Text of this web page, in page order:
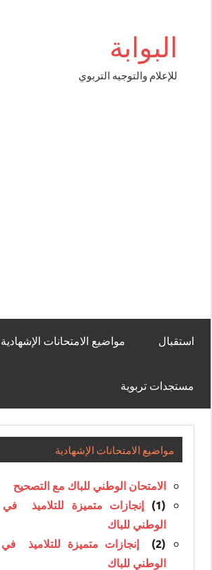
البوابة
للإعلام والتوجيه التربوي
استقبال مواضيع الامتحانات الإشهادية
مستجدات تربوية
مواضيع الامتحانات الإشهادية
الامتحان الوطني للباك مع التصحيح
(1)
إنجازات متميزة للتلاميذ في
الوطني للباك
(2)
إنجازات متميزة للتلاميذ في
الوطني للباك